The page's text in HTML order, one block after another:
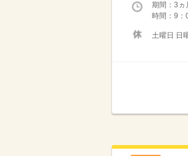
期間：3
時間：9
土曜日 日